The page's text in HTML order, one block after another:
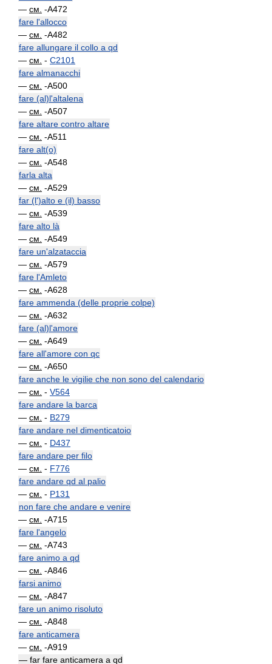
— см. -A472
fare l'allocco
— см. -A482
fare allungare il collo a qd
— см. - C2101
fare almanacchi
— см. -A500
fare (al)l'altalena
— см. -A507
fare altare contro altare
— см. -A511
fare alt(o)
— см. -A548
farla alta
— см. -A529
far (l')alto e (il) basso
— см. -A539
fare alto là
— см. -A549
fare un'alzataccia
— см. -A579
fare l'Amleto
— см. -A628
fare ammenda (delle proprie colpe)
— см. -A632
fare (al)l'amore
— см. -A649
fare all'amore con qc
— см. -A650
fare anche le vigilie che non sono del calendario
— см. - V564
fare andare la barca
— см. - B279
fare andare nel dimenticatoio
— см. - D437
fare andare per filo
— см. - F776
fare andare qd al palio
— см. - P131
non fare che andare e venire
— см. -A715
fare l'angelo
— см. -A743
fare animo a qd
— см. -A846
farsi animo
— см. -A847
fare un animo risoluto
— см. -A848
fare anticamera
— см. -A919
— far fare anticamera a qd